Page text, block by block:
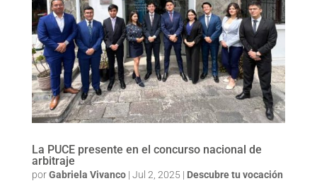
La PUCE presente en el concurso nacional de
arbitraje
porGabriela Vivanco| Jul 2, 2025 | Descubre tu vocación